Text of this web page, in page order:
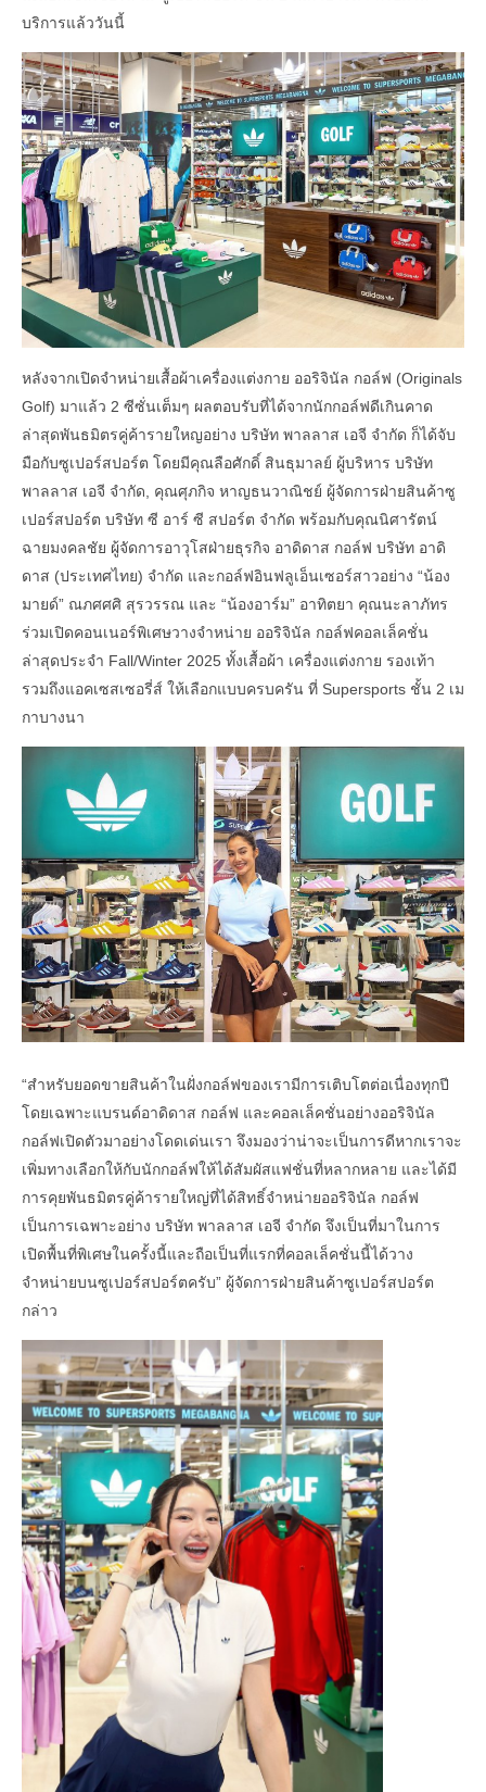
บริการแล้ววันนี้
หลังจากเปิดจำหน่ายเสื้อผ้าเครื่องแต่งกาย ออริจินัล กอล์ฟ (Originals
Golf) มาแล้ว 2 ซีซั่นเต็มๆ ผลตอบรับที่ได้จากนักกอล์ฟดีเกินคาด
ล่าสุดพันธมิตรคู่ค้ารายใหญอย่าง บริษัท พาลลาส เอจี จำกัด ก็ได้จับ
มือกับซูเปอร์สปอร์ต โดยมีคุณลือศักดิ์ สินธุมาลย์ ผู้บริหาร บริษัท
พาลลาส เอจี จำกัด, คุณศุภกิจ หาญธนวาณิชย์ ผู้จัดการฝ่ายสินค้าซู
เปอร์สปอร์ต บริษัท ซี อาร์ ซี สปอร์ต จำกัด พร้อมกับคุณนิศารัตน์
ฉายมงคลชัย ผู้จัดการอาวุโสฝ่ายธุรกิจ อาดิดาส กอล์ฟ บริษัท อาดิ
ดาส (ประเทศไทย) จำกัด และกอล์ฟอินฟลูเอ็นเซอร์สาวอย่าง “น้อง
มายด์” ณภศศศิ สุรวรรณ และ “น้องอาร์ม” อาทิตยา คุณนะลาภัทร
ร่วมเปิดคอนเนอร์พิเศษวางจำหน่าย ออริจินัล กอล์ฟคอลเล็คชั่น
ล่าสุดประจำ Fall/Winter 2025 ทั้งเสื้อผ้า เครื่องแต่งกาย รองเท้า
รวมถึงแอคเซสเซอรี่ส์ ให้เลือกแบบครบครัน ที่ Supersports ชั้น 2 เม
กาบางนา
“สำหรับยอดขายสินค้าในฝั่งกอล์ฟของเรามีการเติบโตต่อเนื่องทุกปี
โดยเฉพาะแบรนด์อาดิดาส กอล์ฟ และคอลเล็คชั่นอย่างออริจินัล
กอล์ฟเปิดตัวมาอย่างโดดเด่นเรา จึงมองว่าน่าจะเป็นการดีหากเราจะ
เพิ่มทางเลือกให้กับนักกอล์ฟให้ได้สัมผัสแฟชั่นที่หลากหลาย และได้มี
การคุยพันธมิตรคู่ค้ารายใหญ่ที่ได้สิทธิ์จำหน่ายออริจินัล กอล์ฟ
เป็นการเฉพาะอย่าง บริษัท พาลลาส เอจี จำกัด จึงเป็นที่มาในการ
เปิดพื้นที่พิเศษในครั้งนี้และถือเป็นที่แรกที่คอลเล็คชั่นนี้ได้วาง
จำหน่ายบนซูเปอร์สปอร์ตครับ” ผู้จัดการฝ่ายสินค้าซูเปอร์สปอร์ต
กล่าว